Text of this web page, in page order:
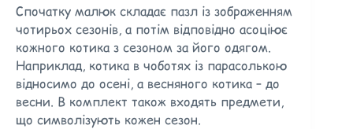
Спочатку малюк складає пазл із зображенням
чотирьох сезонів, а потім відповідно асоціює
кожного котика з сезоном за його одягом.
Наприклад, котика в чоботях із парасолькою
відносимо до осені, а весняного котика – до
весни. В комплект також входять предмети,
що символізують кожен сезон.